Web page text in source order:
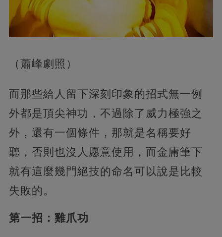
（蕭峰劇照）
而那些給人留下深刻印象的招式無一例
外都是頂尖神功，不過除了威力極強之
外，還有一個條件，那就是名稱要好
聽，否則也沒人愿意使用，而金庸筆下
就有這麼幾門絕技的命名可以說是比較
失敗的。
第一招：雞爪功